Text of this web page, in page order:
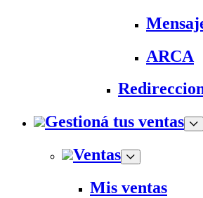
ARCA
Gestioná tus ventas
Ventas
Mis ventas